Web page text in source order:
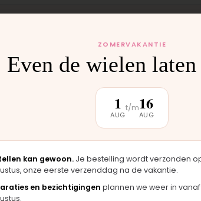
wij het
weer buiten.
ZOMERVAKANTIE
Even de wielen laten
1
AUG
t/m16
AUG
kan gewoon. Je bestelling wordt verzonden
onze eerste verzenddag na de vakantie.
en bezichtigingen plannen we weer in